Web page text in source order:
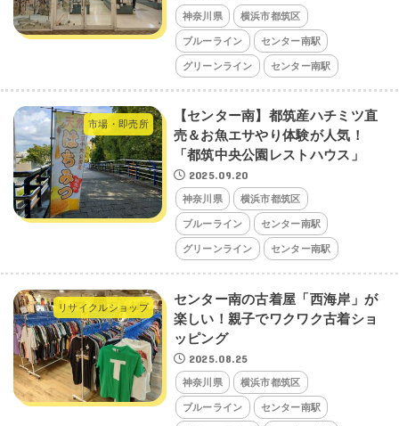
神奈川県 横浜市都筑区
ブルーライン センター南駅
グリーンライン センター南駅
市場・即売所
【センター南】都筑産ハチミツ直
売＆お魚エサやり体験が人気！
「都筑中央公園レストハウス」
2025.09.20
神奈川県 横浜市都筑区
ブルーライン センター南駅
グリーンライン センター南駅
リサイクルショップ
センター南の古着屋「西海岸」が
楽しい！親子でワクワク古着ショ
ッピング
2025.08.25
神奈川県 横浜市都筑区
ブルーライン センター南駅